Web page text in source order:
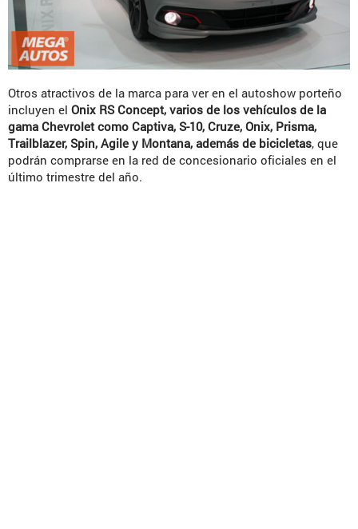
Otros atractivos de la marca para ver en el autoshow porteño
incluyen el Onix RS Concept, varios de los vehículos de la
gama Chevrolet como Captiva, S-10, Cruze, Onix, Prisma,
Trailblazer, Spin, Agile y Montana, además de bicicletas, que
podrán comprarse en la red de concesionario oficiales en el
último trimestre del año.